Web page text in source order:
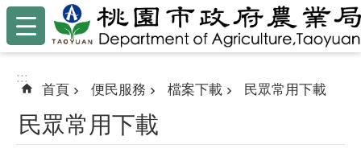
跳到主要內容區塊
:::
:::
首頁 便民服務 檔案下載 民眾常用下載
民眾常用下載